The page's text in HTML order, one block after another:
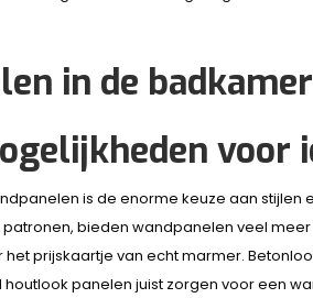
voor
is de enorme keuze aan stijlen
bieden wandpanelen veel
prijskaartje van echt marmer.
panelen juist zorgen voor een